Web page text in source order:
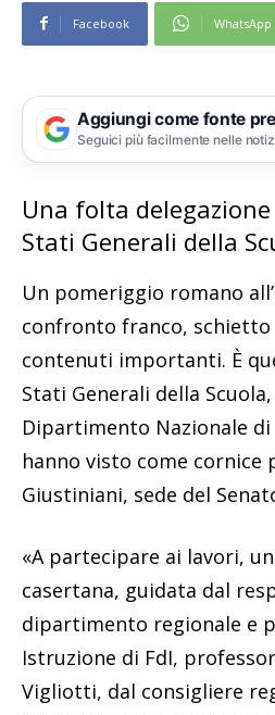
Facebook WhatsApp
Aggiungi come fonte
Seguici più facilmente nelle
Una folta
Stati Generali della
Un pomeriggio romano
confronto franco, schietto
contenuti importanti. È
Stati Generali della
Dipartimento Nazionale di
hanno visto come cornice
Giustiniani, sede del
«A partecipare ai lavori,
casertana, guidata dal
dipartimento regionale e
Istruzione di FdI,
Vigliotti, dal consigliere